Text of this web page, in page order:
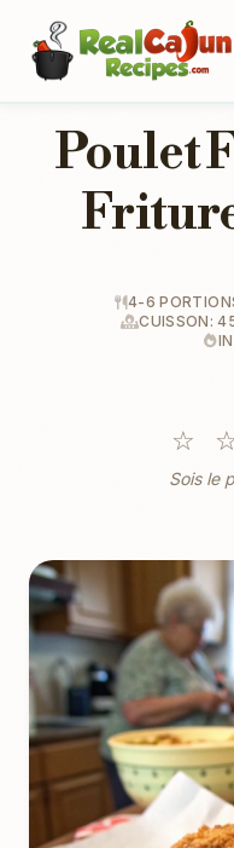
Poulet
4-6
CUISSON:
☆
Sois le